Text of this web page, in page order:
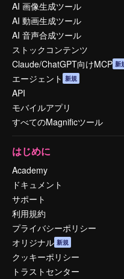
AI 画像生成ツール
AI 動画生成ツール
AI 音声合成ツール
ストックコンテンツ
Claude/ChatGPT向けMCP 新
エージェント 新規
API
モバイルアプリ
すべてのMagnificツール
はじめに
Academy
ドキュメント
サポート
利用規約
プライバシーポリシー
オリジナル 新規
クッキーポリシー
トラストセンター